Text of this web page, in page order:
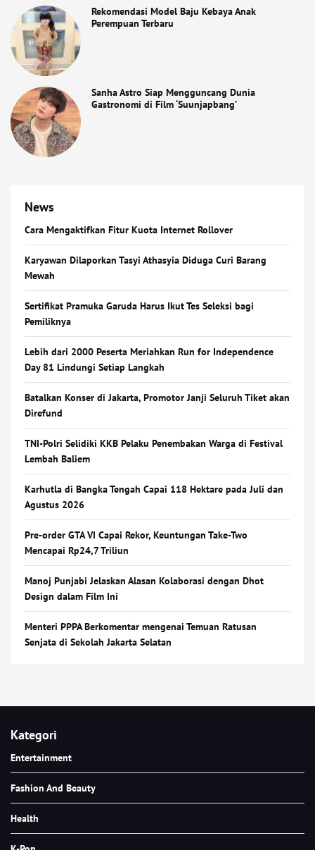
Rekomendasi Model Baju Kebaya Anak
Perempuan Terbaru
Sanha Astro Siap Mengguncang Dunia
Gastronomi di Film ‘Suunjapbang’
News
Cara Mengaktifkan Fitur Kuota Internet Rollover
Karyawan Dilaporkan Tasyi Athasyia Diduga Curi Barang
Mewah
Sertifikat Pramuka Garuda Harus Ikut Tes Seleksi bagi
Pemiliknya
Lebih dari 2000 Peserta Meriahkan Run for Independence
Day 81 Lindungi Setiap Langkah
Batalkan Konser di Jakarta, Promotor Janji Seluruh Tiket akan
Direfund
TNI-Polri Selidiki KKB Pelaku Penembakan Warga di Festival
Lembah Baliem
Karhutla di Bangka Tengah Capai 118 Hektare pada Juli dan
Agustus 2026
Pre-order GTA VI Capai Rekor, Keuntungan Take-Two
Mencapai Rp24,7 Triliun
Manoj Punjabi Jelaskan Alasan Kolaborasi dengan Dhot
Design dalam Film Ini
Menteri PPPA Berkomentar mengenai Temuan Ratusan
Senjata di Sekolah Jakarta Selatan
Kategori
Entertainment
Fashion And Beauty
Health